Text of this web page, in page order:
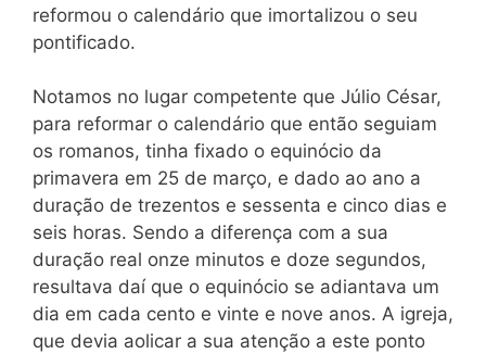
reformou o calendário que imortalizou o seu
pontificado.
Notamos no lugar competente que Júlio César,
para reformar o calendário que então seguiam
os romanos, tinha fixado o equinócio da
primavera em 25 de março, e dado ao ano a
duração de trezentos e sessenta e cinco dias e
seis horas. Sendo a diferença com a sua
duração real onze minutos e doze segundos,
resultava daí que o equinócio se adiantava um
dia em cada cento e vinte e nove anos. A igreja,
que devia aolicar a sua atenção a este ponto